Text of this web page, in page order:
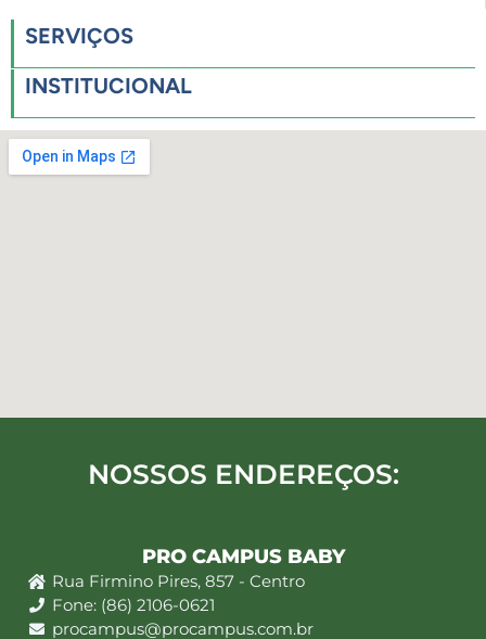
SERVIÇOS
INSTITUCIONAL
NOSSOS ENDEREÇOS:
PRO CAMPUS BABY
Rua Firmino Pires, 857 - Centro
Fone: (86) 2106-0621
procampus@procampus.com.br